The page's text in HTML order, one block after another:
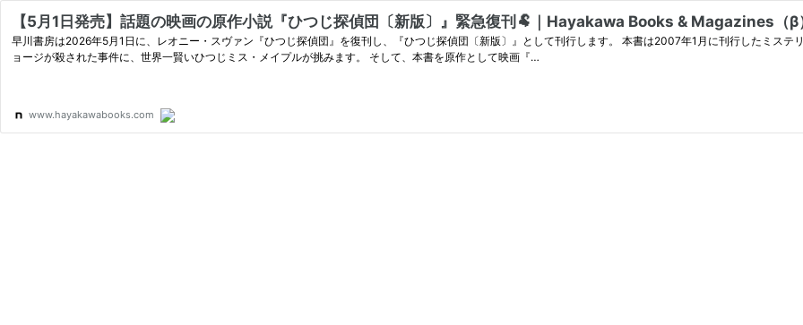
【5月1日発売】話題の映画の原作小説『ひつじ探偵団〔新版〕』緊急復刊🐏｜Hayakawa Books & Magazines（β
早川書房は2026年5月1日に、レオニー・スヴァン『ひつじ探偵団』を復刊し、『ひつじ探偵団〔新版〕』として刊行します。 本書は2007年1月に刊行したミステリ作品です。 舞台はアイルランドののどかな村。 羊飼いのジ
ョージが殺された事件に、世界一賢いひつじミス・メイプルが挑みます。 そして、本書を原作として映画『…
www.hayakawabooks.com